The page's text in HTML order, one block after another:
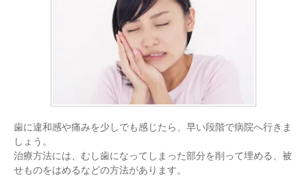
歯に違和感や痛みを少しでも感じたら、早い段階で病院へ行きま
しょう。
治療方法には、むし歯になってしまった部分を削って埋める、被
せものをはめるなどの方法があります。